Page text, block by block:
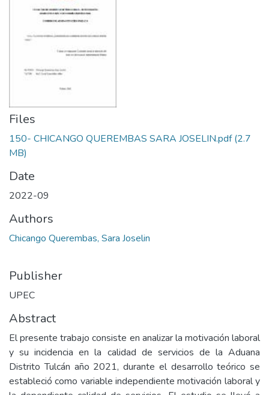
Files
150- CHICANGO QUEREMBAS SARA JOSELIN.pdf(2.7
MB)
Date
2022-09
Authors
Chicango Querembas, Sara Joselin
Publisher
UPEC
Abstract
El presente trabajo consiste en analizar la motivación laboral
y su incidencia en la calidad de servicios de la Aduana
Distrito Tulcán año 2021, durante el desarrollo teórico se
estableció como variable independiente motivación laboral y